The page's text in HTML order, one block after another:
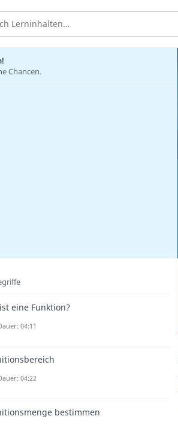
Chancen.
eine Funktion?
04:11
04:22
bestimmen